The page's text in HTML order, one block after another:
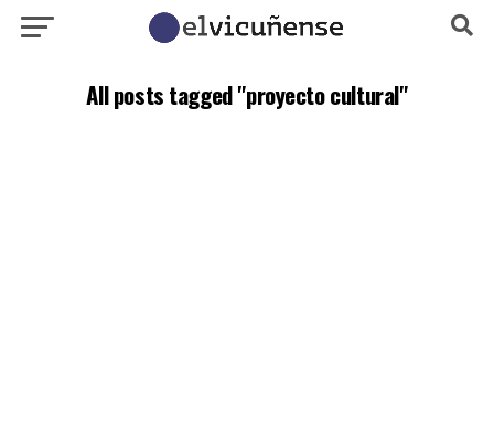
All posts tagged "proyecto cultural"